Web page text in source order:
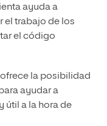
ayuda a
el trabajo de los
el código
la posibilidad
ayudar a
útil a la hora de